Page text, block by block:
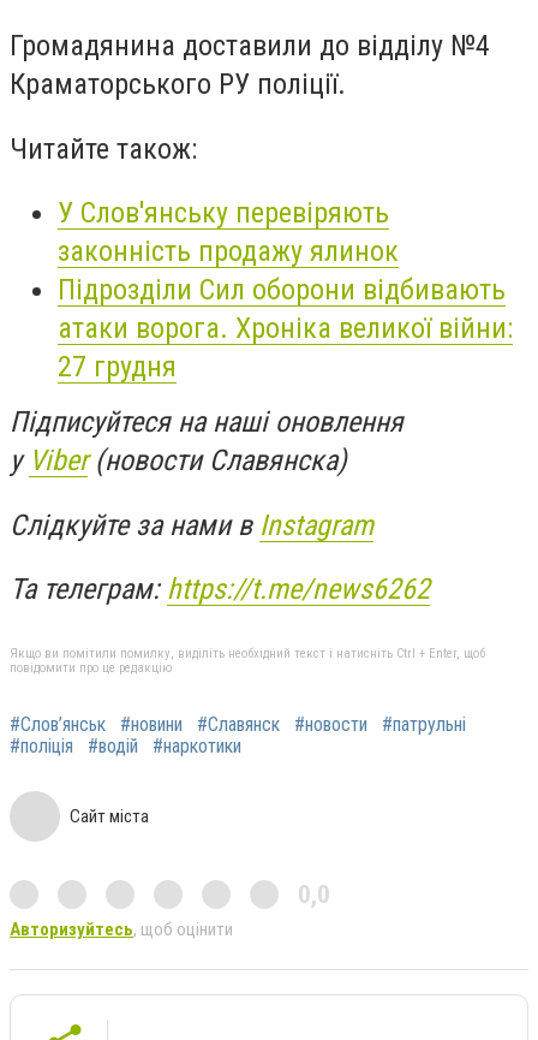
Громадянина доставили до відділу №4
Краматорського РУ поліції.
Читайте також:
У Слов'янську перевіряють
законність продажу ялинок
Підрозділи Сил оборони відбивають
атаки ворога. Хроніка великої війни:
27 грудня
Підписуйтеся на наші оновлення
у Viber(новости Славянска)
Слідкуйте за нами в Instagram
Та телеграм:https://t.me/news6262
Якщо ви помітили помилку, виділіть необхідний текст і натисніть Ctrl + Enter, щоб
повідомити про це редакцію
#Слов’янськ #новини #Славянск #новости
#патрульні
#поліція
#водій #наркотики
Сайт міста
0,0
Авторизуйтесь, щоб оцінити